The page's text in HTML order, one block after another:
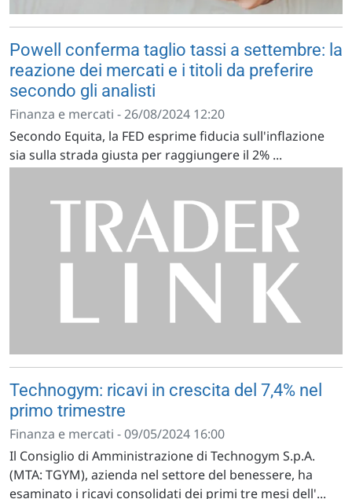
Powell conferma taglio tassi a settembre: la
reazione dei mercati e i titoli da preferire
secondo gli analisti
Finanza e mercati - 26/08/2024 12:20
Secondo Equita, la FED esprime fiducia sull'inflazione
sia sulla strada giusta per raggiungere il 2% ...
Technogym: ricavi in crescita del 7,4% nel
primo trimestre
Finanza e mercati - 09/05/2024 16:00
Il Consiglio di Amministrazione di Technogym S.p.A.
(MTA: TGYM), azienda nel settore del benessere, ha
esaminato i ricavi consolidati dei primi tre mesi dell'...